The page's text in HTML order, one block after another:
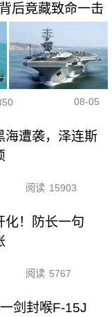
后竟藏致命一击
08-05
海遭袭，泽连斯
阅读 15903
化！防长一句
阅读 5767
剑封喉F-15J